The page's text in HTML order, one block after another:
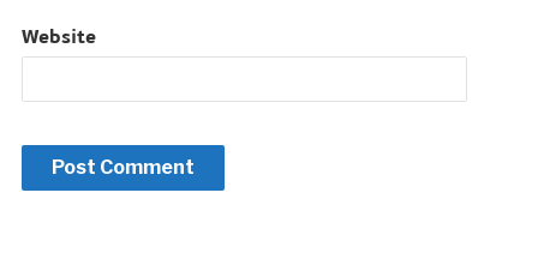
Website